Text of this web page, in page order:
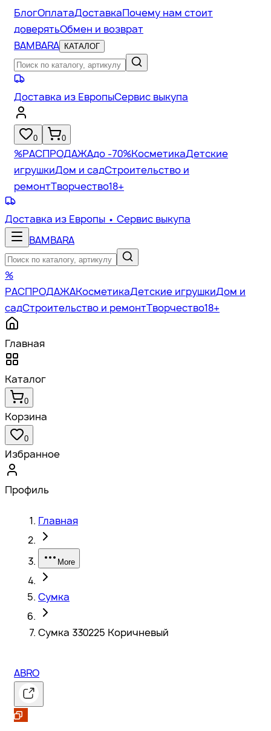
БлогОплатаДоставкаПочему нам стоит
доверятьОбмен и возврат
BAMBARA
КАТАЛОГ
Доставка из ЕвропыСервис выкупа
0 0
%РАСПРОДАЖАдо -70%КосметикаДетские
игрушкиДом и садСтроительство и
ремонтТворчество18+
Доставка из Европы • Сервис выкупа
BAMBARA
%
РАСПРОДАЖАКосметикаДетские игрушкиДом и
садСтроительство и ремонтТворчество18+
Главная
Каталог
0
Корзина
0
Избранное
Профиль
Главная
More
Сумка
Сумка 330225 Коричневый
ABRO